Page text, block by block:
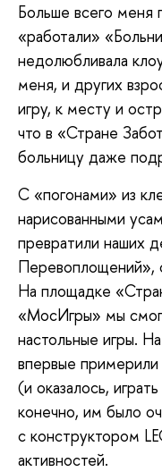
Больше всего меня
«работали»
недолюбливала
меня, и других
игру, к месту и
что в «Стране
больницу даже
С «погонами» из
нарисованными
превратили наших
Перевоплощений»,
На площадке
«МосИгры» мы
настольные игры.
впервые примерили
(и оказалось,
конечно, им было
с конструктором
активностей.